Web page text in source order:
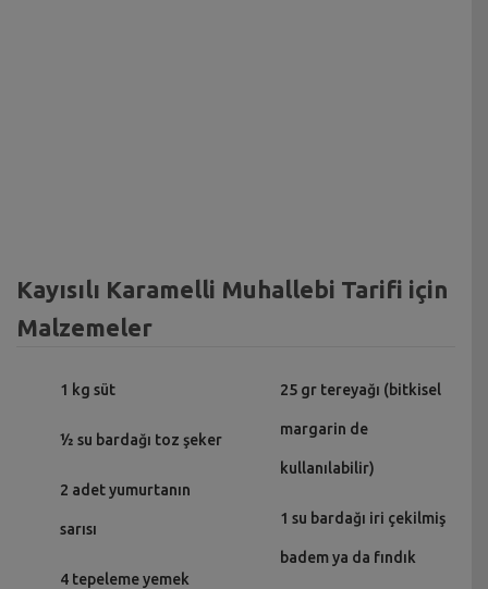
Kayısılı Karamelli Muhallebi Tarifi için
Malzemeler
1 kg süt
½ su bardağı toz şeker
2 adet yumurtanın
sarısı
4 tepeleme yemek
25 gr tereyağı (bitkisel
margarin de
kullanılabilir)
1 su bardağı iri çekilmiş
badem ya da fındık